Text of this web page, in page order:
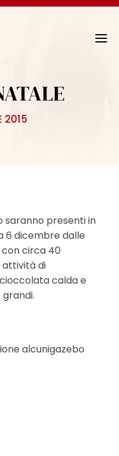
N
2015
saranno presenti in
6 dicembre dalle
con circa 40
attività di
calda e
alcunigazebo